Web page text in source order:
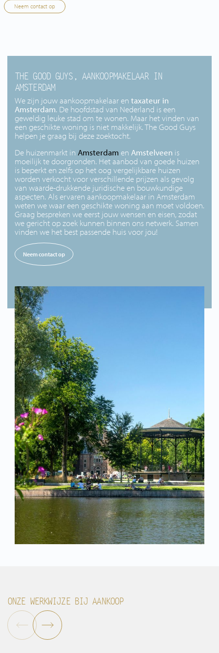
Neem contact op
THE GOOD GUYS, AANKOOPMAKELAAR IN
AMSTERDAM
We zijn jouw aankoopmakelaar en taxateur in
Amsterdam. De hoofdstad van Nederland is een
geweldig leuke stad om te wonen. Maar het vinden van
een geschikte woning is niet makkelijk. The Good Guys
helpen je graag bij deze zoektocht.
De huizenmarkt in Amsterdam en Amstelveen is
moeilijk te doorgronden. Het aanbod van goede huizen
is beperkt en zelfs op het oog vergelijkbare huizen
worden verkocht voor verschillende prijzen als gevolg
van waarde-drukkende juridische en bouwkundige
aspecten. Als ervaren aankoopmakelaar in Amsterdam
weten we waar een geschikte woning aan moet voldoen.
Graag bespreken we eerst jouw wensen en eisen, zodat
we gericht op zoek kunnen binnen ons netwerk. Samen
vinden we het best passende huis voor jou!
Neem contact op
ONZE WERKWIJZE BIJ AANKOOP